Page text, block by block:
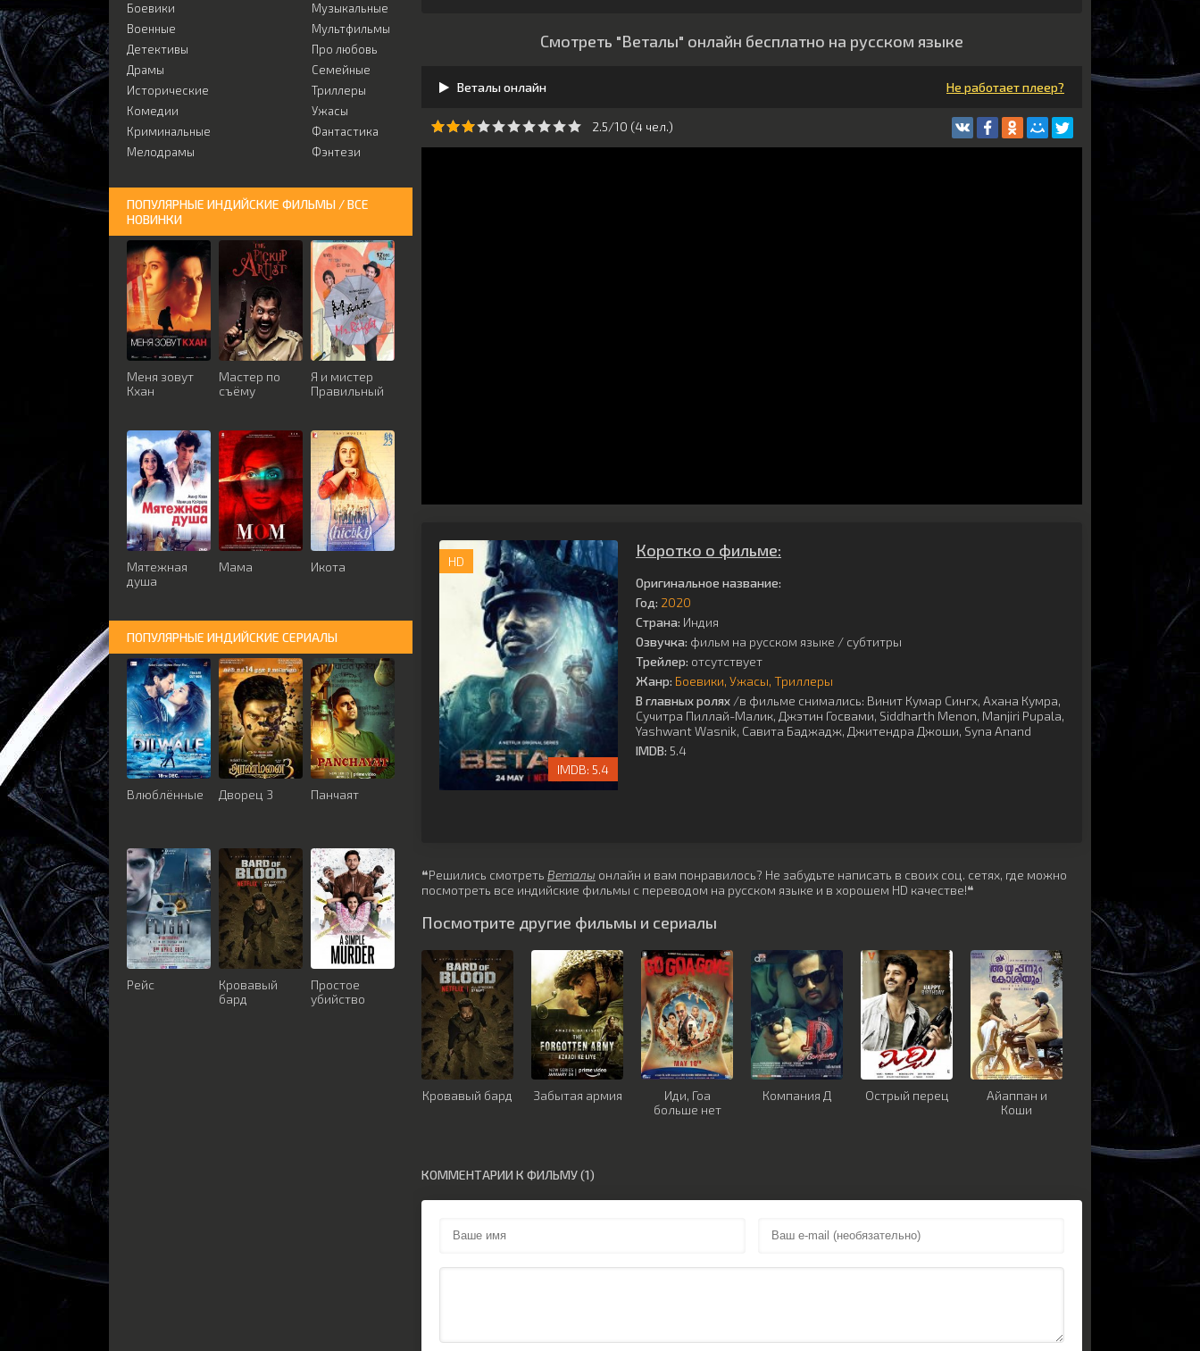
Смотреть "Веталы" онлайн бесплатно на русском языке
Веталы онлайн Не работает плеер?
2.5/10 (4 чeл.)
HD
5.4
Коротко о фильме:
Оригинальное название:
Год: 2020
Страна: Индия
Озвучка: фильм на русском языке / субтитры
Трейлер: отсутствует
Жанр: Боевики Ужасы Триллеры
В главных ролях /в фильме снимались: Винит Кумар Сингх, Ахана Кумра,
Сучитра Пиллай-Малик, Джэтин Госвами, Siddharth Menon, Manjiri Pupala,
Yashwant Wasnik, Савита Баджадж, Джитендра Джоши, Syna Anand
IMDB: 5.4
❝Решились смотреть Веталы онлайн и вам понравилось? Не забудьте написать в своих соц. сетях, где можно
посмотреть все индийские фильмы с переводом на русском языке и в хорошем HD качестве!❝
Посмотрите другие фильмы и сериалы
Кровавый бард Забытая армия
Иди, Гоа
больше нет
Компания Д Острый перец
Айаппан и
Коши
КОММЕНТАРИИ К ФИЛЬМУ (1)
Боевики
Военные
Детективы
Драмы
Исторические
Комедии
Криминальные
Мелодрамы
Музыкальные
Мультфильмы
Про любовь
Семейные
Триллеры
Ужасы
Фантастика
Фэнтези
ПОПУЛЯРНЫЕ ИНДИЙСКИЕ ФИЛЬМЫ / ВСЕ
НОВИНКИ
Меня зовут
Кхан
Мастер по
съёму
Я и мистер
Правильный
Мятежная
душа
Мама Икота
ПОПУЛЯРНЫЕ ИНДИЙСКИЕ СЕРИАЛЫ
Влюблённые Дворец 3 Панчаят
Рейс
Кровавый
бард
Простое
убийство